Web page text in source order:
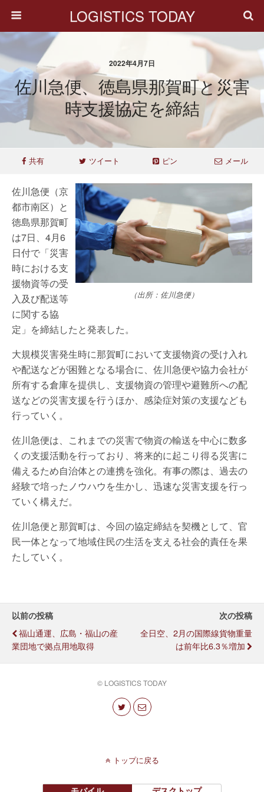
LOGISTICS TODAY
2022年4月7日
佐川急便、徳島県那賀町と災害
時支援協定を締結
共有 ツイート ピン メール
（出所：佐川急便）
佐川急便（京
都市南区）と
徳島県那賀町
は7日、4月6
日付で「災害
時における支
援物資等の受
入及び配送等
に関する協
定」を締結したと発表した。
大規模災害発生時に那賀町において支援物資の受け入れ
や配送などが困難となる場合に、佐川急便や協力会社が
所有する倉庫を提供し、支援物資の管理や避難所への配
送などの災害支援を行うほか、感染症対策の支援なども
行っていく。
佐川急便は、これまでの災害で物資の輸送を中心に数多
くの支援活動を行っており、将来的に起こり得る災害に
備えるため自治体との連携を強化。有事の際は、過去の
経験で培ったノウハウを生かし、迅速な災害支援を行っ
ていく構えだ。
佐川急便と那賀町は、今回の協定締結を契機として、官
民一体となって地域住民の生活を支える社会的責任を果
たしていく。
以前の投稿
福山通運、広島・福山の産
業団地で拠点用地取得
次の投稿
全日空、2月の国際線貨物重量
は前年比6.3％増加
© LOGISTICS TODAY
トップに戻る